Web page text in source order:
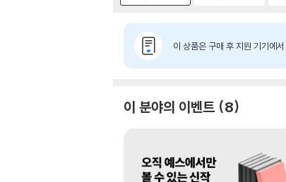
이 상품은 구매 후 지원 기기에서
이 분야의 이벤트 8